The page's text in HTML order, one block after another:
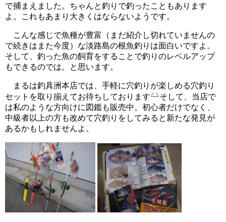
で捕まえました。ちゃんと釣りで釣ったこともあります
よ。これもあまり大きくはならないようです。
こんな感じで魚種が豊富（まだ紹介し切れていませんの
で続きはまた今度）な淡路島の根魚釣りは面白いですよ。
そして、釣った魚の飼育をすることで釣りのレベルアップ
もできるのでは。と思います。
まるは釣具洲本店では、手軽に穴釣りが楽しめる穴釣り
セットを取り揃えてお待ちしております
そして、当店で
は私のような方向けに図鑑も販売中。初心者だけでなく、
中級者以上の方も改めて穴釣りをしてみると新たな発見が
あるかもしれませんよ。